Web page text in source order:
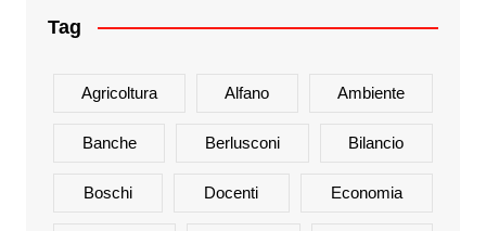
Tag
Agricoltura Alfano Ambiente
Banche Berlusconi Bilancio
Boschi Docenti Economia